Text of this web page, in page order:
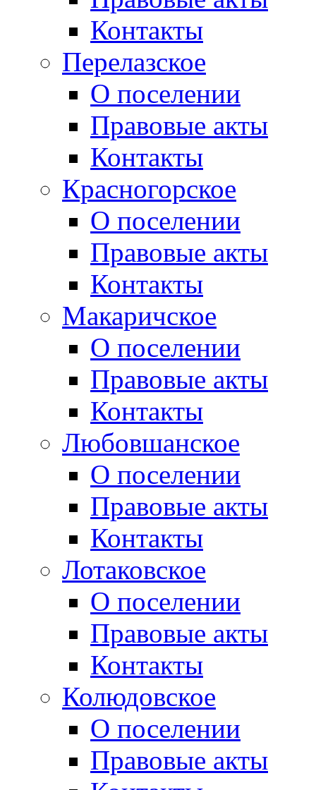
Контакты
Перелазское
О поселении
Правовые акты
Контакты
Красногорское
О поселении
Правовые акты
Контакты
Макаричское
О поселении
Правовые акты
Контакты
Любовшанское
О поселении
Правовые акты
Контакты
Лотаковское
О поселении
Правовые акты
Контакты
Колюдовское
О поселении
Правовые акты